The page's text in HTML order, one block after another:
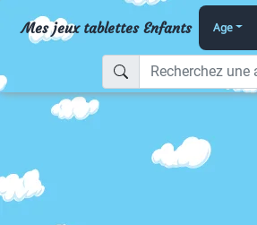
Mes jeux tablettes Enfants Age